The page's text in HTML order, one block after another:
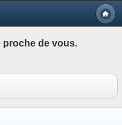
proche de vous.